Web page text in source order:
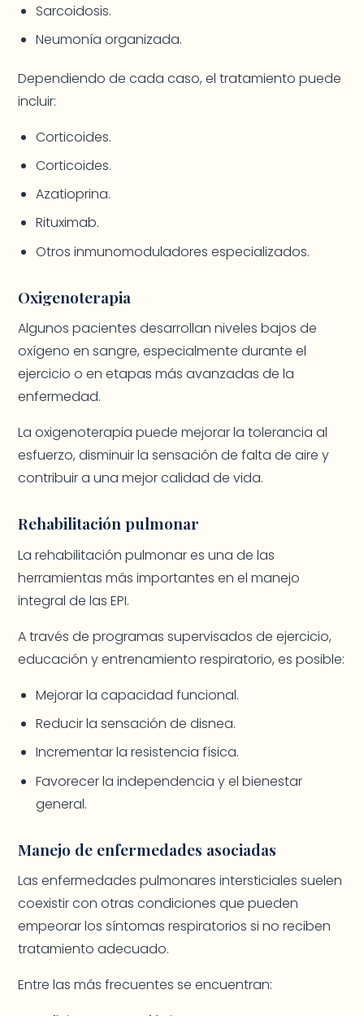
Sarcoidosis.
Neumonía organizada.
Dependiendo de cada caso, el tratamiento puede
incluir:
Corticoides.
Corticoides.
Azatioprina.
Rituximab.
Otros inmunomoduladores especializados.
Oxigenoterapia
Algunos pacientes desarrollan niveles bajos de
oxígeno en sangre, especialmente durante el
ejercicio o en etapas más avanzadas de la
enfermedad.
La oxigenoterapia puede mejorar la tolerancia al
esfuerzo, disminuir la sensación de falta de aire y
contribuir a una mejor calidad de vida.
Rehabilitación pulmonar
La rehabilitación pulmonar es una de las
herramientas más importantes en el manejo
integral de las EPI.
A través de programas supervisados de ejercicio,
educación y entrenamiento respiratorio, es posible:
Mejorar la capacidad funcional.
Reducir la sensación de disnea.
Incrementar la resistencia física.
Favorecer la independencia y el bienestar
general.
Manejo de enfermedades asociadas
Las enfermedades pulmonares intersticiales suelen
coexistir con otras condiciones que pueden
empeorar los síntomas respiratorios si no reciben
tratamiento adecuado.
Entre las más frecuentes se encuentran: